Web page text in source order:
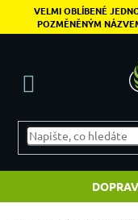
Přejít na obsah
VELMI OBLÍBENÉ
POZMĚNĚNÝM